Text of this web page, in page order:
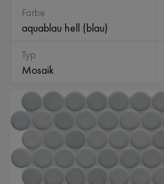
Farbe
aquablau hell (blau)
Typ
Mosaik